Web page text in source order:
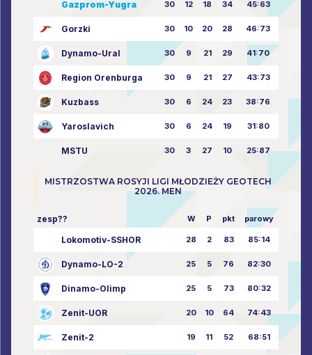
Gazprom-Yugra 30 12 18 34 45:63
Gorzki 30 10 20 28 46:73
Dynamo-Ural 30 9 21 29 41:70
Region Orenburga 30 9 21 27 43:73
Kuzbass 30 6 24 23 38:76
Yaroslavich 30 6 24 19 31:80
MSTU 30 3 27 10 25:87
MISTRZOSTWA ROSYJI LIGI MŁODZIEŻY GEOTECH
2026. MEN
zesp?? W P pkt parowy
Lokomotiv-SSHOR 28 2 83 85:14
Dynamo-LO-2 25 5 76 82:30
Dinamo-Olimp 25 5 73 80:32
Zenit-UOR 20 10 64 74:43
Zenit-2 19 11 52 68:51